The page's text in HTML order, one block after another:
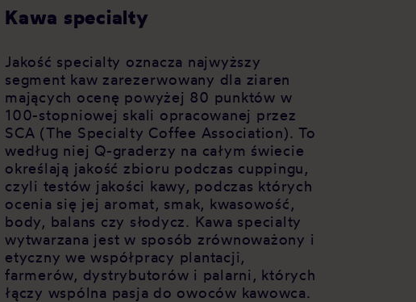
Kawa specialty
Jakość specialty oznacza najwyższy
segment kaw zarezerwowany dla ziaren
mających ocenę powyżej 80 punktów w
100-stopniowej skali opracowanej przez
SCA (The Specialty Coffee Association). To
według niej Q-graderzy na całym świecie
określają jakość zbioru podczas cuppingu,
czyli testów jakości kawy, podczas których
ocenia się jej aromat, smak, kwasowość,
body, balans czy słodycz. Kawa specialty
wytwarzana jest w sposób zrównoważony i
etyczny we współpracy plantacji,
farmerów, dystrybutorów i palarni, których
łączy wspólna pasja do owoców kawowca.